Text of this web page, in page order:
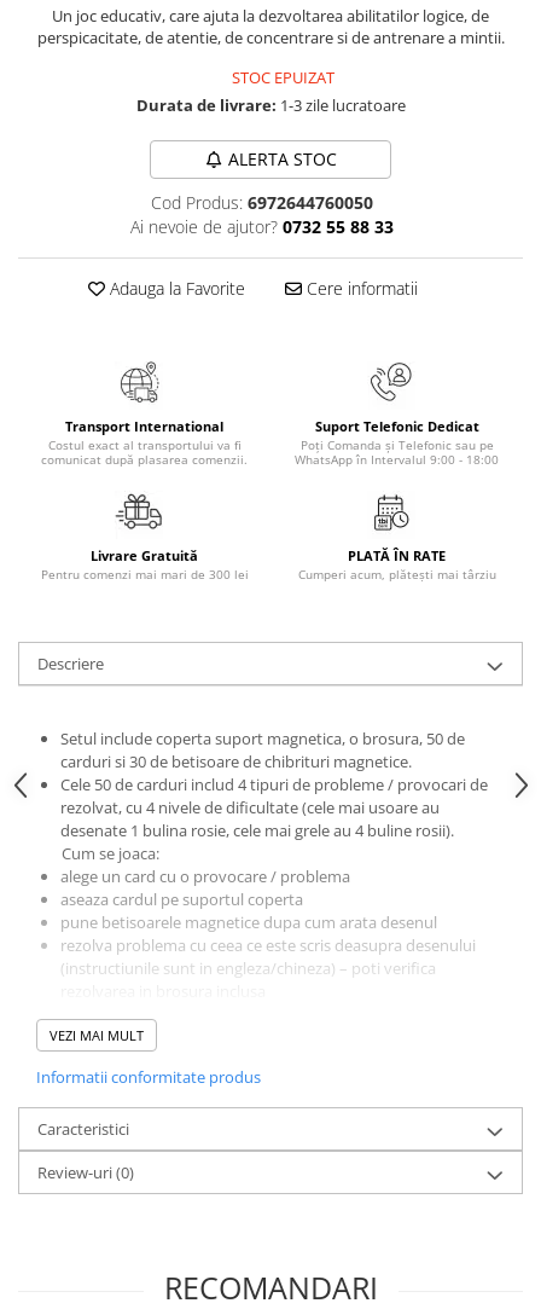
SelfConnect
SelfHealing
Medicina & Farmacie
Starea de bine
Terapii Alternative
Beletristica
Carti pentru Adolescenti, Young
Adult
Crime, Thriller, Mistery
Literatura Romana
Literatura Universala
Poezie
Romane de dragoste, Carti
romantice
Senzatii/Dragoste
Senzatii/Erotic
Senzatii/Suspans
Senzatii/Thriller
Teatru
Teens Book Club
Adezivi si benzi adezive
Un joc educativ, care ajuta la dezvoltarea abilitatilor logice, de
perspicacitate, de atentie, de concentrare si de antrenare a mintii.
STOC EPUIZAT
Durata de livrare: 1-3 zile lucratoare
ALERTA STOC
Cod Produs: 6972644760050
Ai nevoie de ajutor? 0732 55 88 33
Adauga la Favorite Cere informatii
Transport International
Costul exact al transportului va fi
comunicat după plasarea comenzii.
Suport Telefonic Dedicat
Poți Comanda și Telefonic sau pe
WhatsApp în Intervalul 9:00 - 18:00
Livrare Gratuită
Pentru comenzi mai mari de 300 lei
PLATĂ ÎN RATE
Cumperi acum, plătești mai târziu
Descriere
Setul include coperta suport magnetica, o brosura, 50 de
carduri si 30 de betisoare de chibrituri magnetice.
Cele 50 de carduri includ 4 tipuri de probleme / provocari de
rezolvat, cu 4 nivele de dificultate (cele mai usoare au
desenate 1 bulina rosie, cele mai grele au 4 buline rosii).
Cum se joaca:
alege un card cu o provocare / problema
aseaza cardul pe suportul coperta
pune betisoarele magnetice dupa cum arata desenul
rezolva problema cu ceea ce este scris deasupra desenului
(instructiunile sunt in engleza/chineza) – poti verifica
Dimensiune cutie: 26,2 x 22 x 2,5 cm
Dimensiune carduri: 24 x 19,8 cm
Material: cardurile sunt din carton laminat, rezistente la apa,
iar chibriturile sunt din lemn (fara gamalie care sa poata fi
aprinsa – sunt doar pictate), magnetice.
VEZI MAI MULT
Informatii conformitate produs
Caracteristici
Review-uri(0)
RECOMANDARI